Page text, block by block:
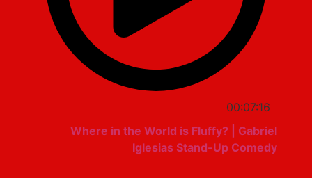
00:07:16
Where in the World is Fluffy? | Gabriel
Iglesias Stand-Up Comedy